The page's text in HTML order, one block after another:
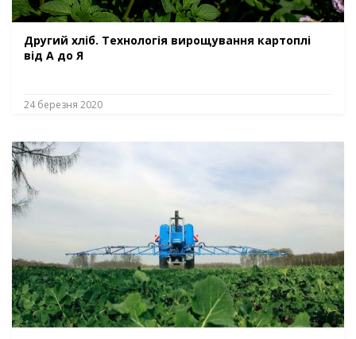
Другий хліб. Технологія вирощування картоплі
від А до Я
24 березня 2020